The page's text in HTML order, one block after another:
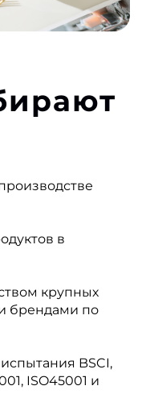
в
крупных
брендами по
BSCI,
ISO45001 и